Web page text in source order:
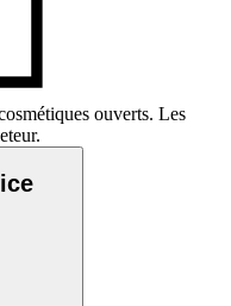
ouverts. Les